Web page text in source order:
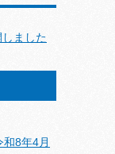
ました
8年4月